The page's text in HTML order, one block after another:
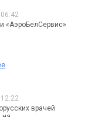
«АэроБелСервис»
врачей